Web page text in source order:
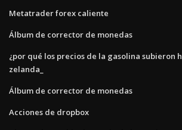
Metatrader forex caliente
Álbum de corrector de monedas
¿por qué los precios de la gasolina subieron
zelanda_
Álbum de corrector de monedas
Acciones de dropbox